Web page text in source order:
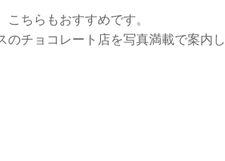
ちらもおすすめです。
のチョコレート店を写真満載で案内し